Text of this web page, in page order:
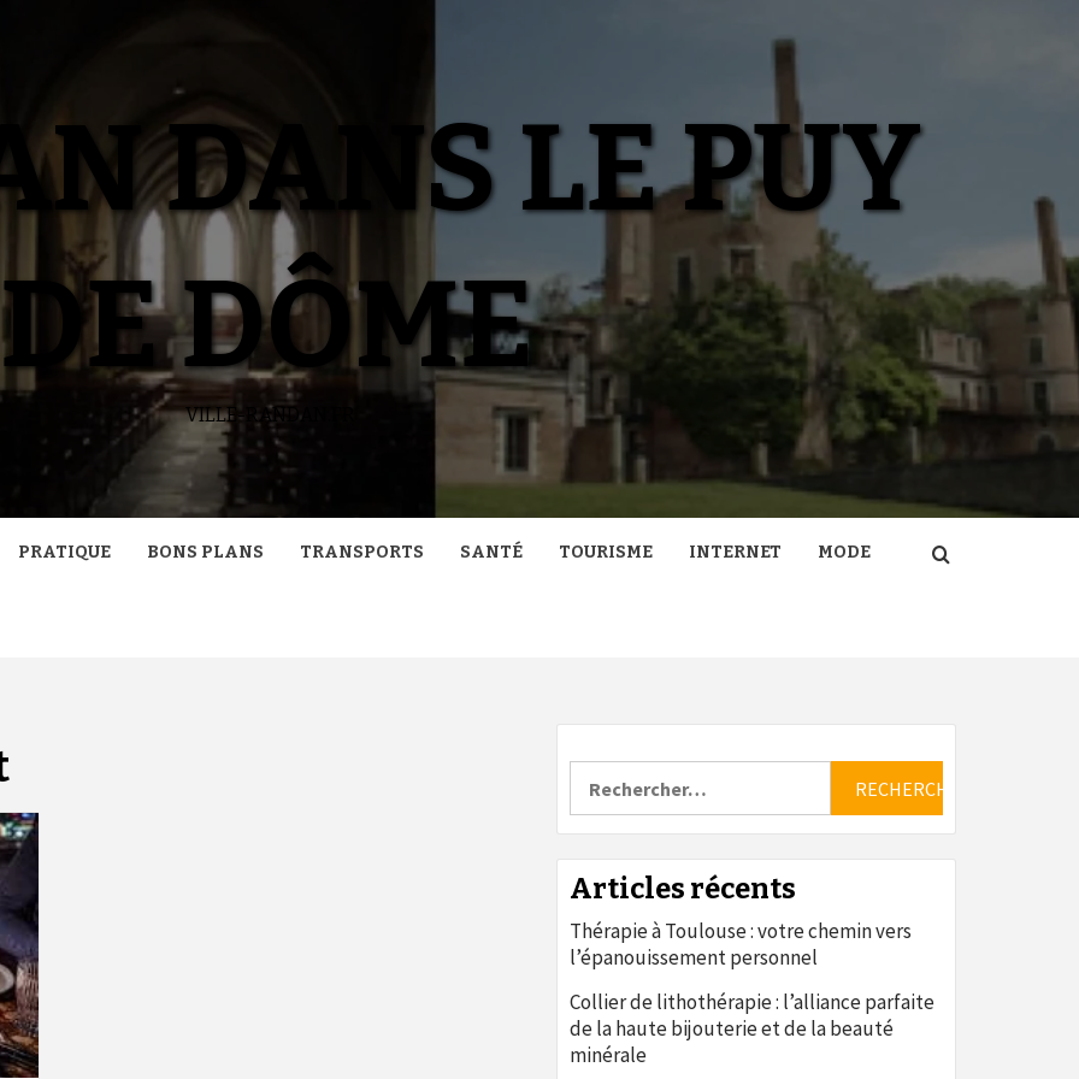
DANS LE PUY
DE DÔME
VILLE-RANDAN.FR
PRATIQUE BONS PLANS TRANSPORTS SANTÉ TOURISME INTERNET MODE
Articles récents
Thérapie à Toulouse : votre chemin vers
l’épanouissement personnel
Collier de lithothérapie : l’alliance parfaite
de la haute bijouterie et de la beauté
minérale